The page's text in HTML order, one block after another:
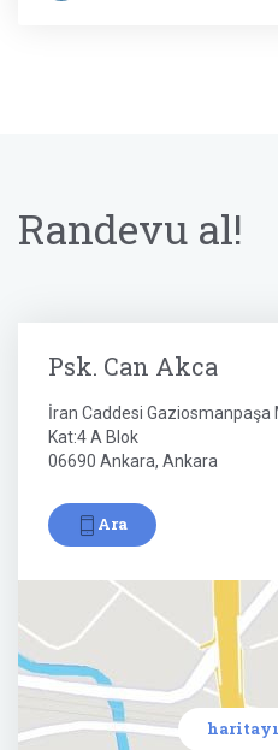
Randevu al!
Psk. Can Akca
İran Caddesi Gaziosmanpaşa
Kat:4 A Blok
06690 Ankara, Ankara
Ara